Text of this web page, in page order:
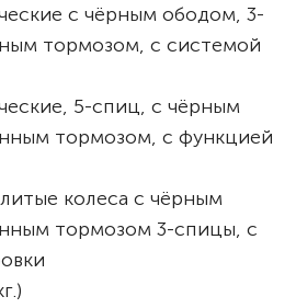
с чёрным ободом, 3-
тормозом, с системой
5-спиц, с чёрным
тормозом, с функцией
колеса с чёрным
тормозом 3-спицы, с